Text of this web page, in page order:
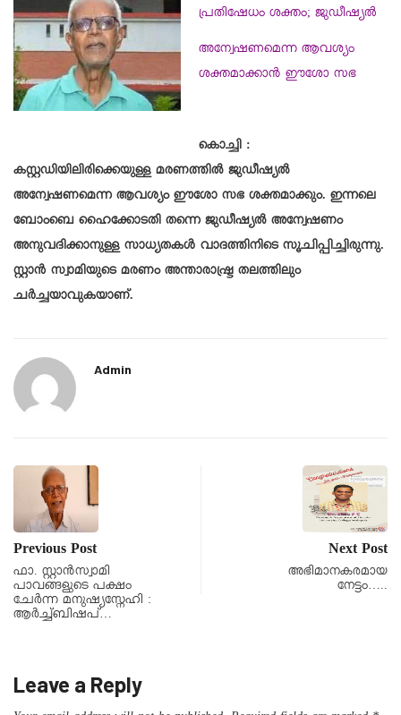
പ്രതിഷേധം ശക്തം; ജുഡീഷ്യൽ
അന്വേഷണമെന്ന ആവശ്യം
ശക്തമാക്കാൻ ഈശോ സഭ
കൊച്ചി :
കസ്റ്റഡിയിലിരിക്കെയുള്ള മരണത്തിൽ ജുഡീഷ്യൽ
അന്വേഷണമെന്ന ആവശ്യം ഈശോ സഭ ശക്തമാക്കും. ഇന്നലെ
ബോംബെ ഹൈക്കോടതി തന്നെ ജുഡീഷ്യൽ അന്വേഷണം
അനുവദിക്കാനുള്ള സാധ്യതകൾ വാദത്തിനിടെ സൂചിപ്പിച്ചിരുന്നു.
സ്റ്റാൻ സ്വാമിയുടെ മരണം അന്താരാഷ്ട്ര തലത്തിലും
ചർച്ചയാവുകയാണ്.
Admin
Previous Post
ഫാ. സ്റ്റാൻസ്വാമി
പാവങ്ങളുടെ പക്ഷം
ചേർന്ന മനുഷ്യസ്നേഹി :
ആർച്ച്ബിഷപ്…
Next Post
അഭിമാനകരമായ
നേട്ടം…..
Leave a Reply